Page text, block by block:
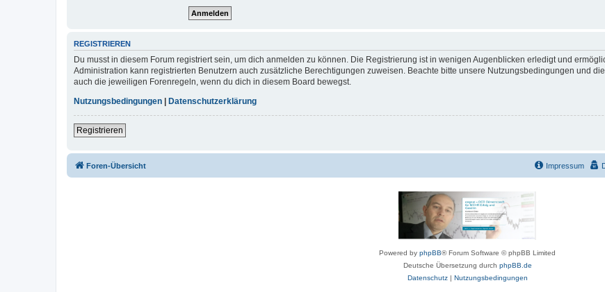
REGISTRIEREN
Du musst in diesem Forum registriert sein, um dich anmelden zu können. Die Registrierung ist in wenigen Augenblicken erledigt und
Administration kann registrierten Benutzern auch zusätzliche Berechtigungen zuweisen. Beachte bitte unsere Nutzungsbedingungen und
auch die jeweiligen Forenregeln, wenn du dich in diesem Board bewegst.
Nutzungsbedingungen
Datenschutzerklärung
Registrieren
Foren-Übersicht Impressum
Powered by phpBB® Forum Software © phpBB Limited
Deutsche Übersetzung durch phpBB.de
Datenschutz| Nutzungsbedingungen